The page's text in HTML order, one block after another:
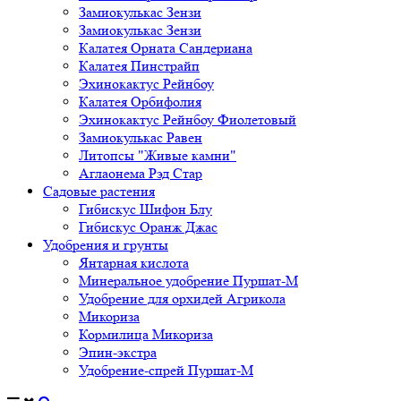
Замиокулькас Зензи
Замиокулькас Зензи
Калатея Орната Сандериана
Калатея Пинстрайп
Эхинокактус Рейнбоу
Калатея Орбифолия
Эхинокактус Рейнбоу Фиолетовый
Замиокулькас Равен
Литопсы "Живые камни"
Аглаонема Рэд Стар
Садовые растения
Гибискус Шифон Блу
Гибискус Оранж Джас
Удобрения и грунты
Янтарная кислота
Минеральное удобрение Пуршат-М
Удобрение для орхидей Агрикола
Микориза
Кормилица Микориза
Эпин-экстра
Удобрение-спрей Пуршат-М